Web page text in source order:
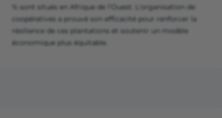
% sont situés en Afrique de l’Ouest. L'organisation de
coopératives a prouvé son efficacité pour renforcer la
résilience de ces plantations et soutenir un modèle
économique plus équitable.